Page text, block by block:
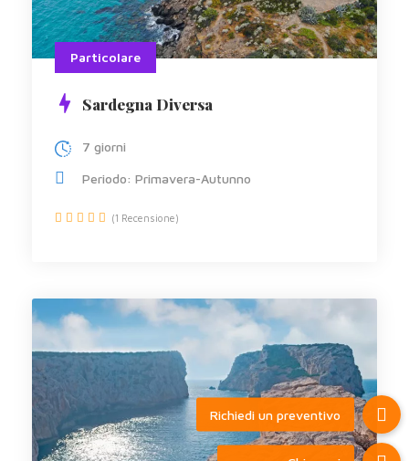
Particolare
Sardegna Diversa
7 giorni
Periodo: Primavera-Autunno
(1 Recensione)